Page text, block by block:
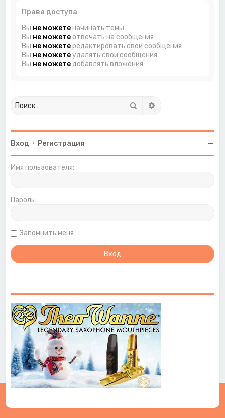
Права доступа
Вы не можетеначинать темы
Вы не можетеотвечать на сообщения
Вы не можетередактировать свои сообщения
Вы не можетеудалять свои сообщения
Вы не можетедобавлять вложения
Поиск
Вход • Регистрация
Имя пользователя:
Пароль:
Запомнить меня